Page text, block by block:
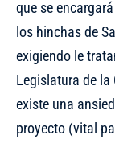
que se
los hinchas de
exigiendo le
Legislatura de la
existe una
proyecto (vital